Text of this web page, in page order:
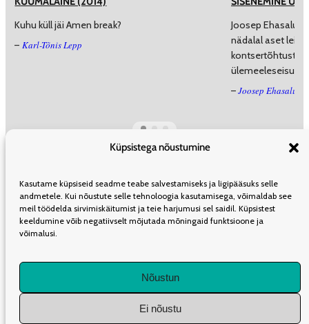
Küpsistega nõustumine
Kasutame küpsiseid seadme teabe salvestamiseks ja ligipääsuks selle
andmetele. Kui nõustute selle tehnoloogia kasutamisega, võimaldab see
meil töödelda sirvimiskäitumist ja teie harjumusi sel saidil. Küpsistest
keeldumine võib negatiivselt mõjutada mõningaid funktsioone ja
võimalusi.
Nõustun
Ei nõustu
Kuhu küll jäi Amen break?
– Karl-Tõnis Lepp
Joosep Ehasalu
nädalal aset
kontsertõhtust
– Joosep Ehasalu
ÜLDINFOTOIMETUSKAASAUTORLUSESTREKLAAMLEVI
TELLIMINEKASUTUSTINGIMUSED
LIITU UUDISKIRJAGA
Iganädalane kokkuvõte olulisematest artiklitest Müürilehes.